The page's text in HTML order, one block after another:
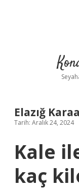
Elazığ
Tarih: Aralık 24, 2024
Kale
kaç